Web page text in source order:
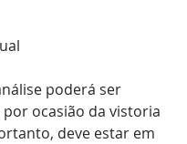
poderá ser
ocasião da vistoria
deve estar em